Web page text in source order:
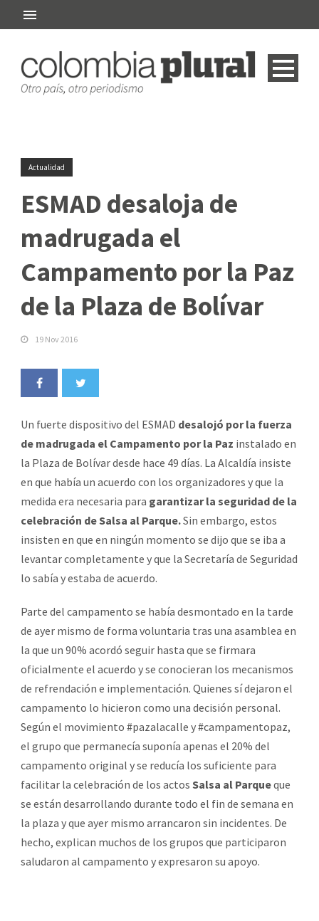
Actualidad
ESMAD desaloja de
madrugada el
Campamento por la Paz
de la Plaza de Bolívar
19 Nov 2016
Un fuerte dispositivo del ESMAD desalojó por la fuerza
de madrugada el Campamento por la Paz instalado en
la Plaza de Bolívar desde hace 49 días. La Alcaldía insiste
en que había un acuerdo con los organizadores y que la
medida era necesaria para garantizar la seguridad de la
celebración de Salsa al Parque.Sin embargo, estos
insisten en que en ningún momento se dijo que se iba a
levantar completamente y que la Secretaría de Seguridad
lo sabía y estaba de acuerdo.
Parte del campamento se había desmontado en la tarde
de ayer mismo de forma voluntaria tras una asamblea en
la que un 90% acordó seguir hasta que se firmara
oficialmente el acuerdo y se conocieran los mecanismos
de refrendación e implementación. Quienes sí dejaron el
campamento lo hicieron como una decisión personal.
Según el movimiento #pazalacalle y #campamentopaz,
el grupo que permanecía suponía apenas el 20% del
campamento original y se reducía los suficiente para
facilitar la celebración de los actos Salsa al Parqueque
se están desarrollando durante todo el fin de semana en
la plaza y que ayer mismo arrancaron sin incidentes. De
hecho, explican muchos de los grupos que participaron
saludaron al campamento y expresaron su apoyo.